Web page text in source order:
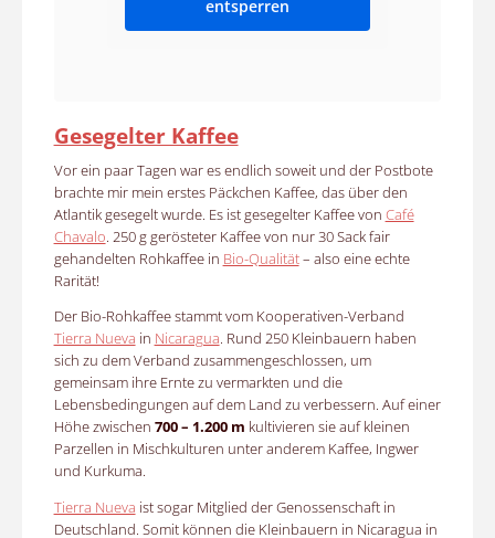
entsperren
Gesegelter Kaffee
Vor ein paar Tagen war es endlich soweit und der Postbote
brachte mir mein erstes Päckchen Kaffee, das über den
Atlantik gesegelt wurde. Es ist gesegelter Kaffee von Café
Chavalo. 250 g gerösteter Kaffee von nur 30 Sack fair
gehandelten Rohkaffee in Bio-Qualität– also eine echte
Rarität!
Der Bio-Rohkaffee stammt vom Kooperativen-Verband
Tierra Nueva in Nicaragua. Rund 250 Kleinbauern haben
sich zu dem Verband zusammengeschlossen, um
gemeinsam ihre Ernte zu vermarkten und die
Lebensbedingungen auf dem Land zu verbessern. Auf einer
Höhe zwischen 700 – 1.200 m kultivieren sie auf kleinen
Parzellen in Mischkulturen unter anderem Kaffee, Ingwer
und Kurkuma.
Tierra Nueva ist sogar Mitglied der Genossenschaft in
Deutschland. Somit können die Kleinbauern in Nicaragua in